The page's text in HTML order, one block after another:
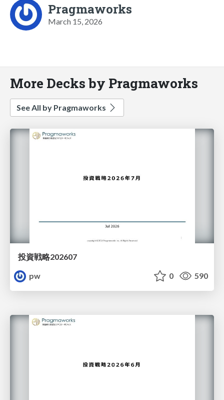
Pragmaworks
March 15, 2026
More Decks by Pragmaworks
See All by Pragmaworks
投資戦略202607
pw
0 590